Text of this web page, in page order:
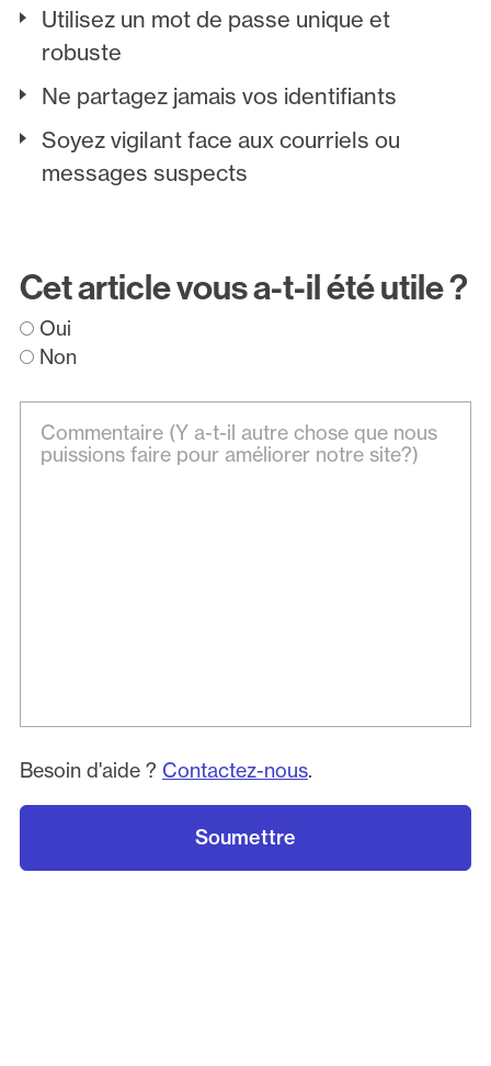
Utilisez un mot de passe unique et
robuste
Ne partagez jamais vos identifiants
Soyez vigilant face aux courriels ou
messages suspects
Cet article vous a-t-il été utile ?
Oui
Non
Besoin d'aide ? Contactez-nous.
Soumettre